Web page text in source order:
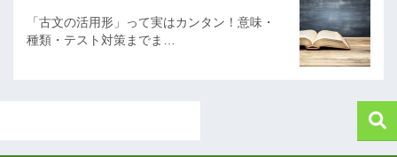
「古文の活用形」って実はカンタン！意味・
種類・テスト対策までま…